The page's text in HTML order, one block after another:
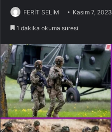
FERİT SELİM Kasım 7, 2023
1 dakika okuma süresi